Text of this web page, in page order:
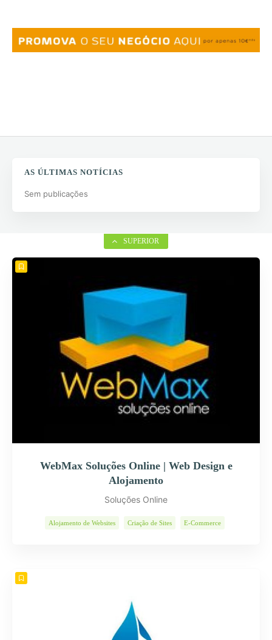
AS ÚLTIMAS NOTÍCIAS
Sem publicações
SUPERIOR
WebMax Soluções Online | Web Design e
Alojamento
Soluções Online
Alojamento de Websites Criação de Sites E-Commerce